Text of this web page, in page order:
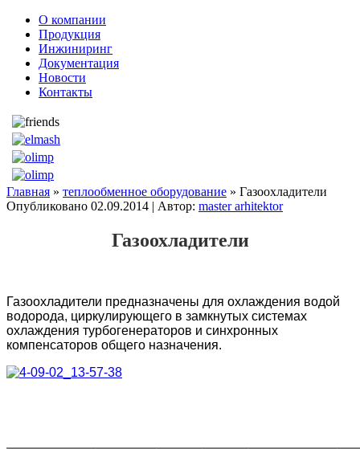
О компании
Продукция
Инжиниринг
Документация
Новости
Контакты
Главная » теплообменное оборудование » Газоохладители
Опубликовано 02.09.2014 | Автор: master arhitektor
Газоохладители
Газоохладители предназначены для охлаждения водой
водорода, циркулирующего в замкнутых системах
охлаждения турбогенераторов и синхронных
компенсаторов общего назначения.